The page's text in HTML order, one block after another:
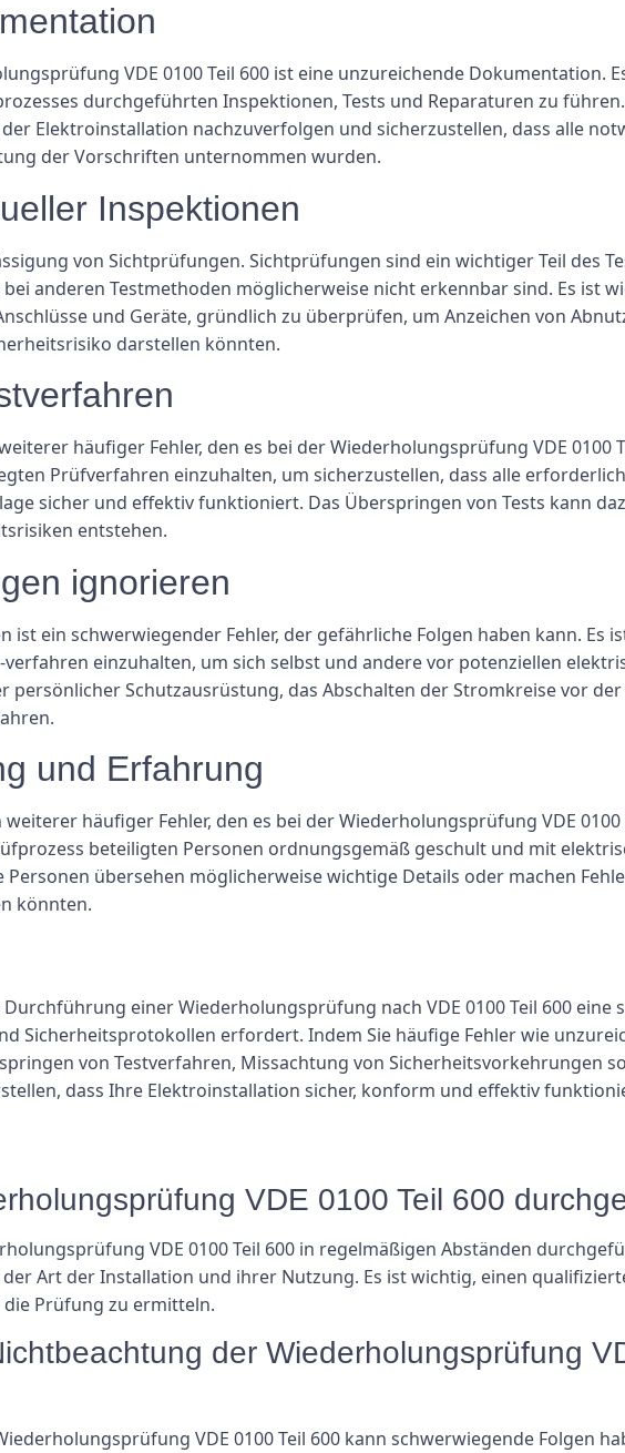
VDE 0100 Teil 600 ist eine unzureichende Dokumentation.
durchgeführten Inspektionen, Tests und Reparaturen zu
Elektroinstallation nachzuverfolgen und sicherzustellen, dass alle
der Vorschriften unternommen wurden.
Inspektionen
von Sichtprüfungen. Sichtprüfungen sind ein wichtiger Teil des
anderen Testmethoden möglicherweise nicht erkennbar sind. Es ist
und Geräte, gründlich zu überprüfen, um Anzeichen von
darstellen könnten.
häufiger Fehler, den es bei der Wiederholungsprüfung VDE 0100
Prüfverfahren einzuhalten, um sicherzustellen, dass alle
sicher und effektiv funktioniert. Das Überspringen von Tests kann
entstehen.
ignorieren
ist ein schwerwiegender Fehler, der gefährliche Folgen haben kann. Es
einzuhalten, um sich selbst und andere vor potenziellen
persönlicher Schutzausrüstung, das Abschalten der Stromkreise vor
und Erfahrung
häufiger Fehler, den es bei der Wiederholungsprüfung VDE 0100
beteiligten Personen ordnungsgemäß geschult und mit
übersehen möglicherweise wichtige Details oder machen
könnten.
einer Wiederholungsprüfung nach VDE 0100 Teil 600 eine
Sicherheitsprotokollen erfordert. Indem Sie häufige Fehler wie
von Testverfahren, Missachtung von Sicherheitsvorkehrungen
dass Ihre Elektroinstallation sicher, konform und effektiv
VDE 0100 Teil 600
VDE 0100 Teil 600 in regelmäßigen Abständen
Art der Installation und ihrer Nutzung. Es ist wichtig, einen
Prüfung zu ermitteln.
der Wiederholungsprüfung
VDE 0100 Teil 600 kann schwerwiegende Folgen